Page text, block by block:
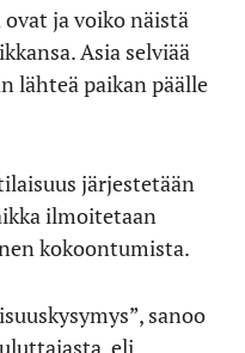
ja voiko näistä
Asia selviää
lähteä paikan päälle
järjestetään
ilmoitetaan
kokoontumista.
sanoo
eli